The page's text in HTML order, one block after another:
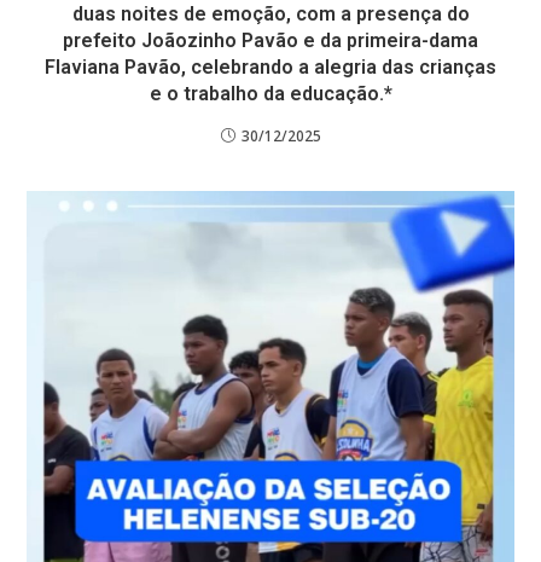
duas noites de emoção, com a presença do
prefeito Joãozinho Pavão e da primeira-dama
Flaviana Pavão, celebrando a alegria das crianças
e o trabalho da educação.*
30/12/2025